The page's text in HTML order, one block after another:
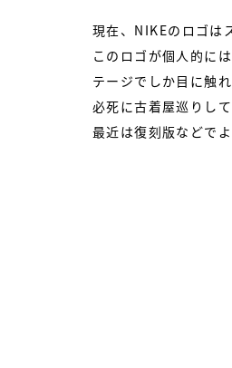
現在、NIKEのロゴは
このロゴが個人的に
テージでしか目に触
必死に古着屋巡りし
最近は復刻版などで